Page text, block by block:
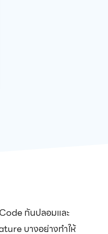
กันปลอมและ
บางอย่างทำให้